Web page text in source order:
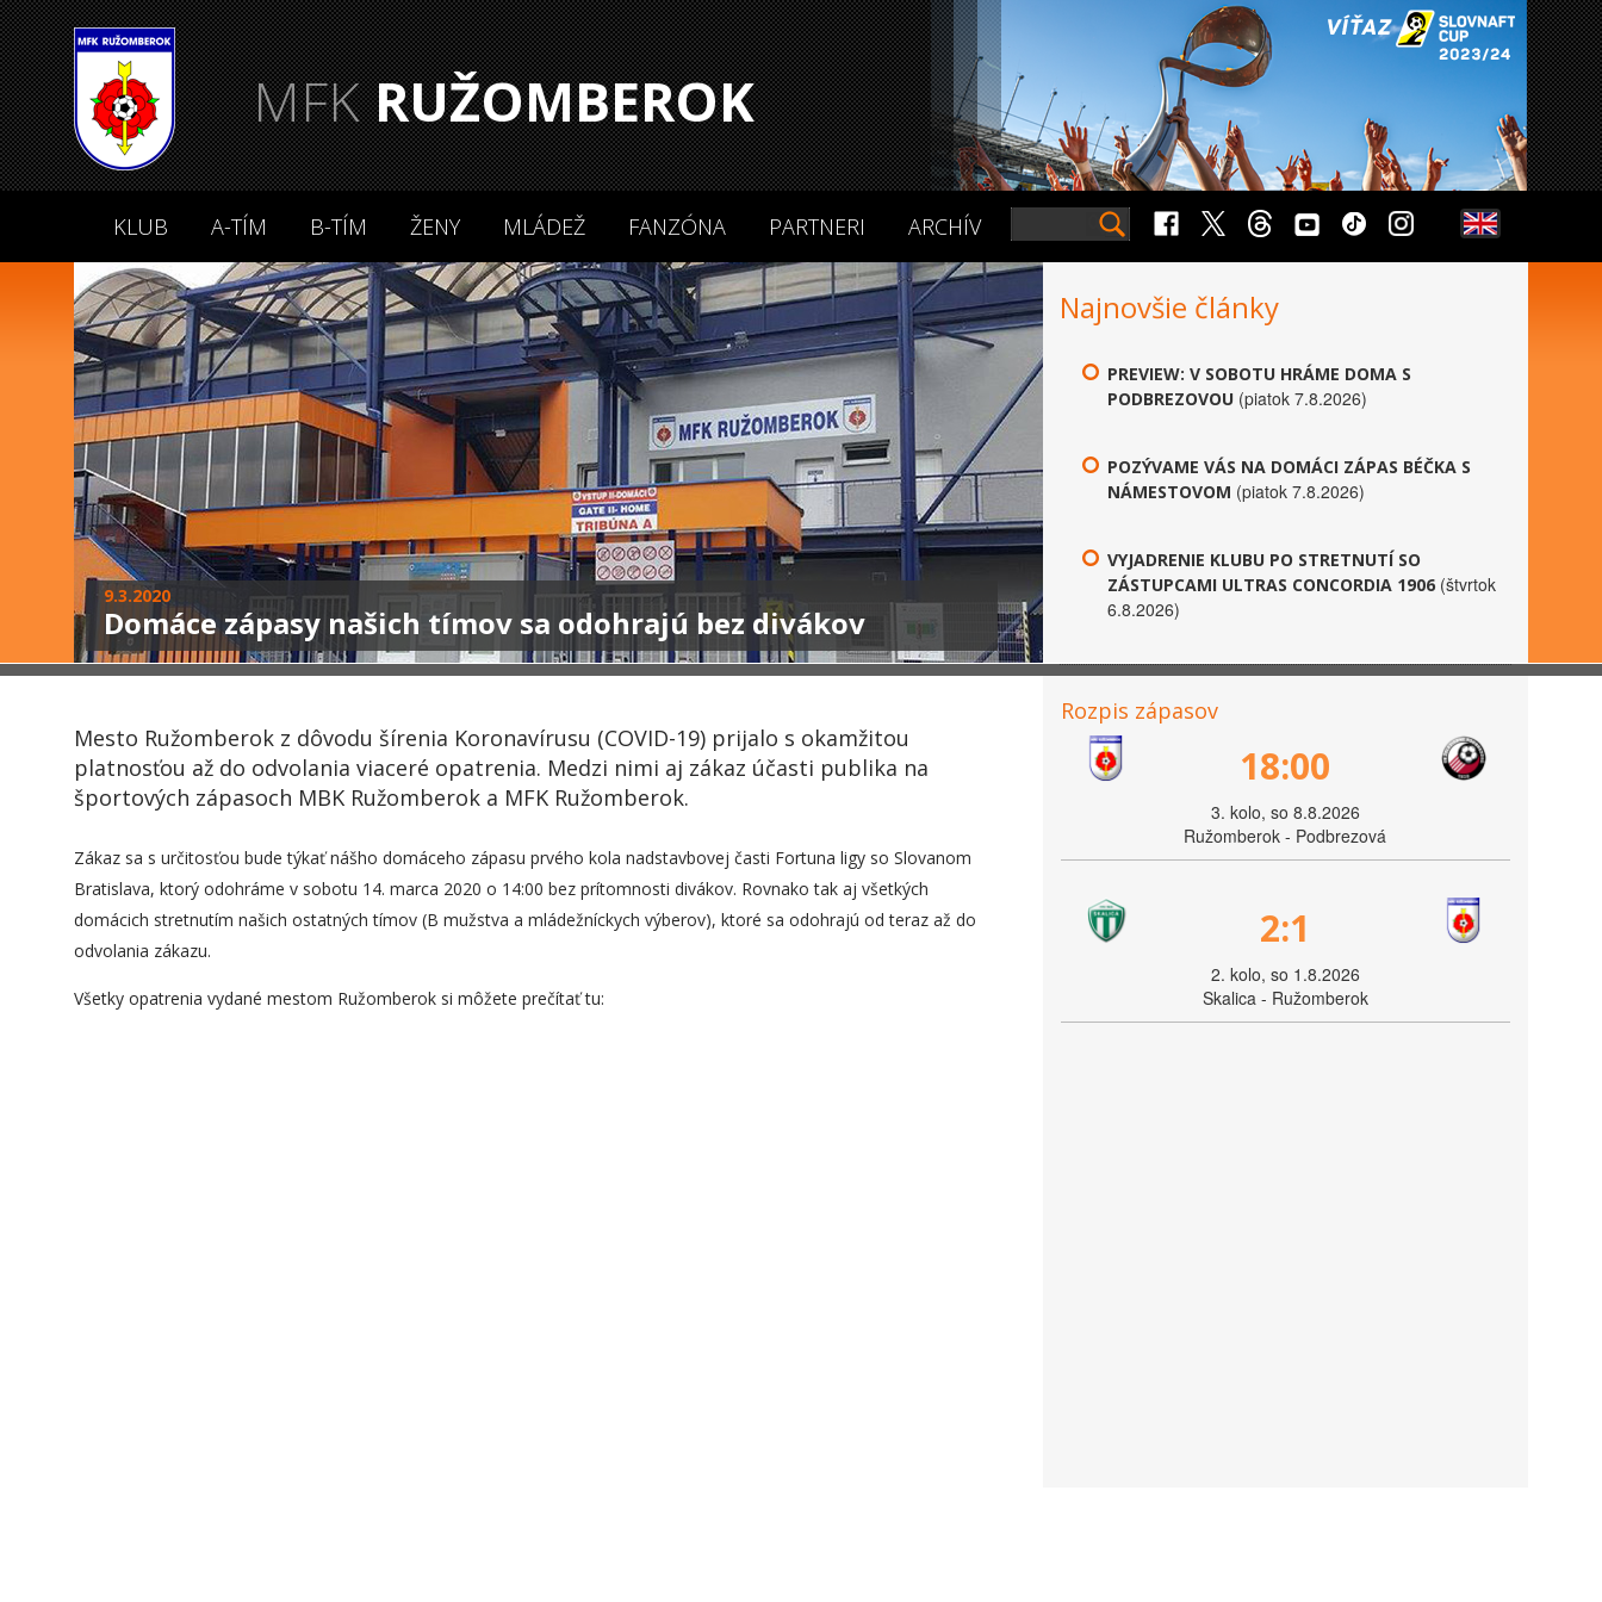
MFKRUŽOMBEROK
KLUB A-TÍM B-TÍM ŽENY MLÁDEŽ FANZÓNA PARTNERI ARCHÍV
9.3.2020
Domáce zápasy našich tímov sa odohrajú bez divákov
Najnovšie články
PREVIEW: V SOBOTU HRÁME DOMA S
PODBREZOVOU (piatok 7.8.2026)
POZÝVAME VÁS NA DOMÁCI ZÁPAS BÉČKA S
NÁMESTOVOM (piatok 7.8.2026)
VYJADRENIE KLUBU PO STRETNUTÍ SO
ZÁSTUPCAMI ULTRAS CONCORDIA 1906 (štvrtok
6.8.2026)
Mesto Ružomberok z dôvodu šírenia Koronavírusu (COVID-19) prijalo s okamžitou
platnosťou až do odvolania viaceré opatrenia. Medzi nimi aj zákaz účasti publika na
športových zápasoch MBK Ružomberok a MFK Ružomberok.
Zákaz sa s určitosťou bude týkať nášho domáceho zápasu prvého kola nadstavbovej časti Fortuna ligy so Slovanom
Bratislava, ktorý odohráme v sobotu 14. marca 2020 o 14:00 bez prítomnosti divákov. Rovnako tak aj všetkých
domácich stretnutím našich ostatných tímov (B mužstva a mládežníckych výberov), ktoré sa odohrajú od teraz až do
odvolania zákazu.
Všetky opatrenia vydané mestom Ružomberok si môžete prečítať tu:
Rozpis zápasov
18:00
3. kolo, so 8.8.2026
Ružomberok - Podbrezová
2:1
2. kolo, so 1.8.2026
Skalica - Ružomberok